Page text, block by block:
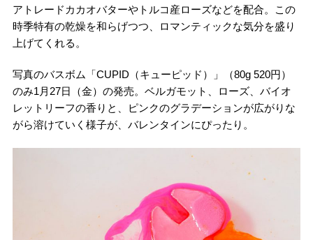
アトレードカカオバターやトルコ産ローズなどを配合。この
時季特有の乾燥を和らげつつ、ロマンティックな気分を盛り
上げてくれる。
写真のバスボム「CUPID（キューピッド）」（80g 520円）
のみ1月27日（金）の発売。ベルガモット、ローズ、バイオ
レットリーフの香りと、ピンクのグラデーションが広がりな
がら溶けていく様子が、バレンタインにぴったり。